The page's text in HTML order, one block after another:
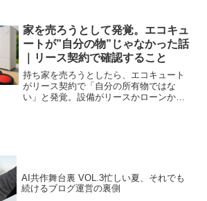
ます。
家を売ろうとして発覚。エコキュ
ートが”自分の物”じゃなかった話
｜リース契約で確認すること
持ち家を売ろうとしたら、エコキュート
がリース契約で「自分の所有物ではな
い」と発覚。設備がリースかローンか確
AI共作舞台裏 VOL.3忙しい夏、それでも
続けるブログ運営の裏側